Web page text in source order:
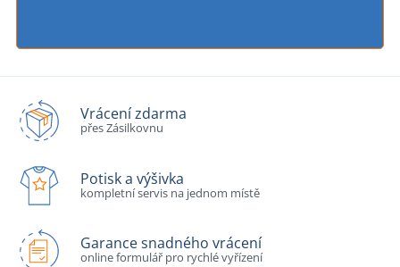
Vrácení zdarma
přes Zásilkovnu
Potisk a výšivka
kompletní servis na jednom místě
Garance snadného vrácení
online formulář pro rychlé vyřízení